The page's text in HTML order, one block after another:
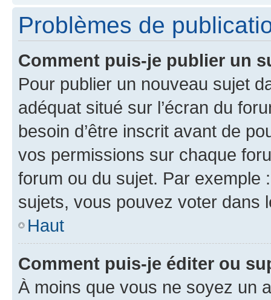
Problèmes de
Comment puis-je publier un
Pour publier un nouveau sujet
adéquat situé sur l’écran du
besoin d’être inscrit avant de
vos permissions sur chaque
forum ou du sujet. Par exemple
sujets, vous pouvez voter dans
Haut
Comment puis-je éditer ou
À moins que vous ne soyez un